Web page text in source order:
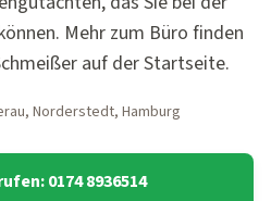
Mehr zum Büro finden
auf der Startseite.
Norderstedt, Hamburg
0174 8936514